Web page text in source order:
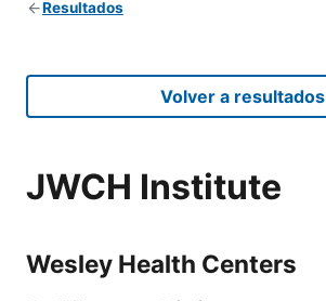
Resultados
Volver a resultados
JWCH Institute
Wesley Health Centers